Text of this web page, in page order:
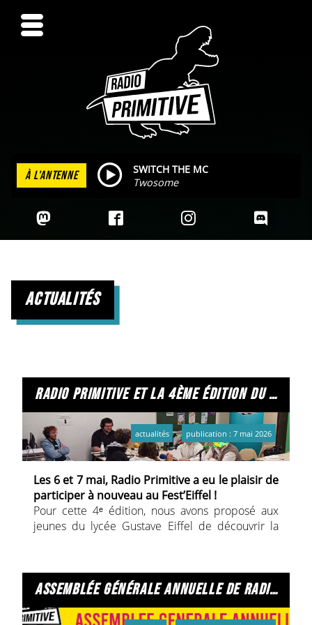
À L'ANTENNE
SWITCH THE MC
Twosome
actualités
radio primitive et la 4ème édition du fest'eiffel !
actualités publication : 7 mai 2026
Les 6 et 7 mai, Radio Primitive a eu le plaisir de
participer à nouveau au Fest’Eiffel !
Pour cette 4ᵉ édition, nous avons proposé aux
jeunes du lycée Gustave Eiffel de découvrir la
leurs camarades sur le Fest’Eiffel et les différents
intervenants présents lors de cette nouvelle
créativité avec une émission spéciale… pour le
assemblée générale annuelle de radio primitive - vendredi 22 mai 2026